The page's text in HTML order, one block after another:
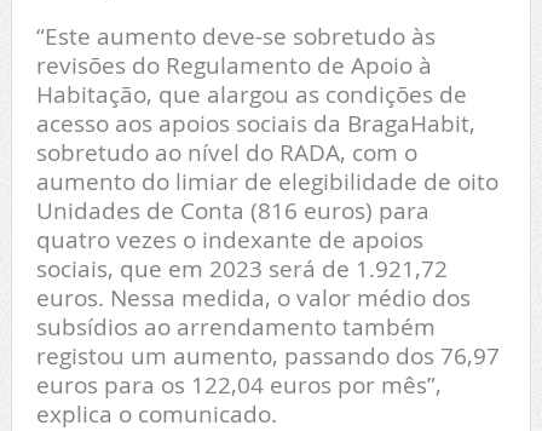
“Este aumento deve-se sobretudo às
revisões do Regulamento de Apoio à
Habitação, que alargou as condições de
acesso aos apoios sociais da BragaHabit,
sobretudo ao nível do RADA, com o
aumento do limiar de elegibilidade de oito
Unidades de Conta (816 euros) para
quatro vezes o indexante de apoios
sociais, que em 2023 será de 1.921,72
euros. Nessa medida, o valor médio dos
subsídios ao arrendamento também
registou um aumento, passando dos 76,97
euros para os 122,04 euros por mês”,
explica o comunicado.